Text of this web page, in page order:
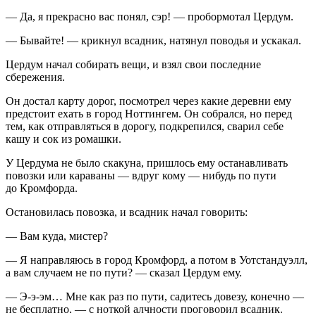
— Да, я прекрасно вас понял, сэр! — пробормотал Цердум.
— Бывайте! — крикнул всадник, натянул поводья и ускакал.
Цердум начал собирать вещи, и взял свои последние
сбережения.
Он достал карту дорог, посмотрел через какие деревни ему
предстоит ехать в город Ноттингем. Он собрался, но перед
тем, как отправляться в дорогу, подкрепился, сварил себе
кашу и сок из ромашки.
У Цердума не было скакуна, пришлось ему останавливать
повозки или караваны — вдруг кому — нибудь по пути
до Кромфорда.
Остановилась повозка, и всадник начал говорить:
— Вам куда, мистер?
— Я направляюсь в город Кромфорд, а потом в Уотстандуэлл,
а вам случаем не по пути? — сказал Цердум ему.
— Э-э-эм… Мне как раз по пути, садитесь довезу, конечно —
не бесплатно, — с ноткой алчности проговорил всадник.